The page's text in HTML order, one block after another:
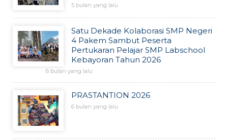
5 bulan yang lalu
Satu Dekade Kolaborasi SMP Negeri
4 Pakem Sambut Peserta
Pertukaran Pelajar SMP Labschool
Kebayoran Tahun 2026
6 bulan yang lalu
PRASTANTION 2026
6 bulan yang lalu